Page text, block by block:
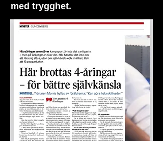
med trygghet.